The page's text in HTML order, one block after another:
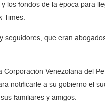
los fondos de la época para
Times.
que eran
Venezolana del
notificarle a su gobierno el
familiares y amigos.